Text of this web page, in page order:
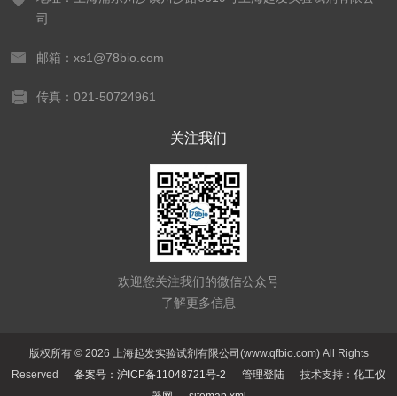
司
邮箱：xs1@78bio.com
传真：021-50724961
关注我们
欢迎您关注我们的微信公众号
了解更多信息
版权所有 © 2026 上海起发实验试剂有限公司(www.qfbio.com) All Rights
Reserved 备案号：沪ICP备11048721号-2 管理登陆 技术支持： 化工仪